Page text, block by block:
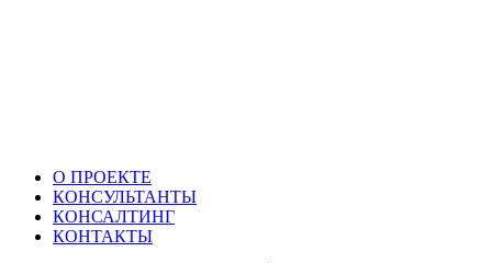
О ПРОЕКТЕ
КОНСУЛЬТАНТЫ
КОНСАЛТИНГ
КОНТАКТЫ